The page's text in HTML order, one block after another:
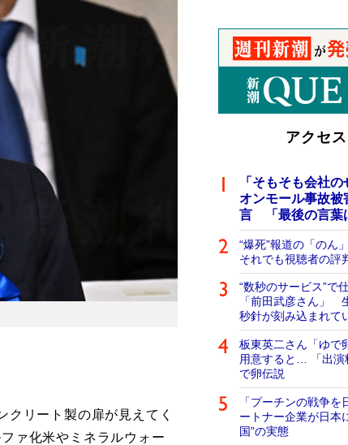
リート製の扉が見えてく
ァ化米やミネラルウォー
アクセ
「そもそも会社
オンモール事故被
言 「最後の言葉
“爆死”報道の「のん
それでも視聴者の評
“数秒のサービス”で
「前田武彦さん」
秒針が刻み込まれて
板東英二さん「ゆで
用意すると… 「出演
で卵伝説
「プーチンの戦争
ートナー企業が日本
国”の実態